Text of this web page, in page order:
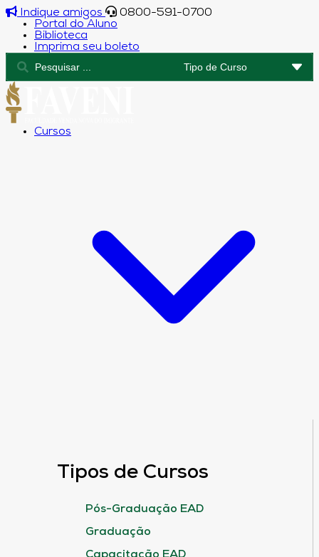
Indique amigos
0800-591-0700
Portal do Aluno
Biblioteca
Imprima seu boleto
Cursos
Tipos de Cursos
Pós-Graduação EAD
Graduação